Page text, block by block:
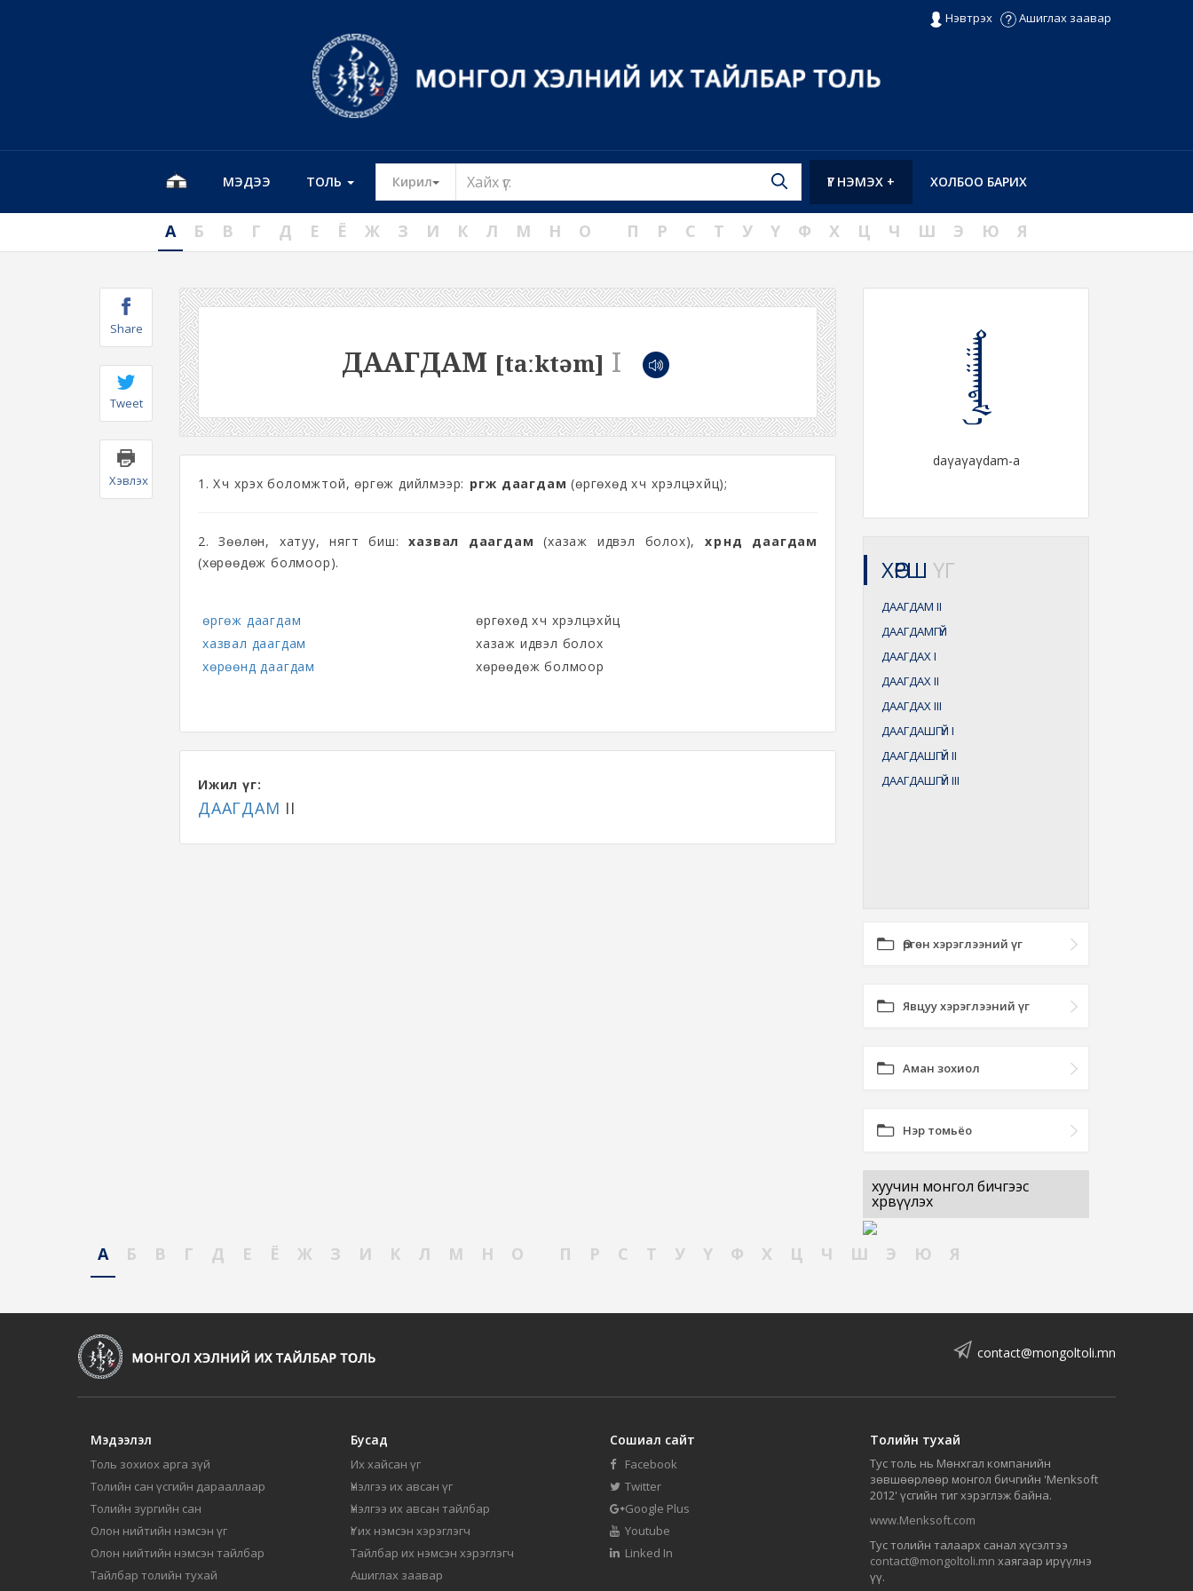
Нэвтрэх Ашиглах заавар
МЭДЭЭ ТОЛЬ Кирил Toggle Dropdown ХОЛБОО БАРИХ
ҮГ НЭМЭХ +
А Б В Г Д Е Ё Ж З И К Л М Н О П Р С Т У Ү Ф Х Ц Ч Ш Э Ю Я
Share
Tweet
Хэвлэх
ДААГДАМ [taːktəm] I
1. Хүч хүрэх боломжтой, өргөж дийлмээр: өргөж даагдам (өргөхөд хүч хүрэлцэхүйц);
2. Зөөлөн, хатуу, нягт биш: хазвал даагдам (хазаж идвэл болох),хөрөөнд даагдам
(хөрөөдөж болмоор).
өргөж даагдам
өргөхөд хүч хүрэлцэхүйц
хазвал даагдам
хазаж идвэл болох
хөрөөнд даагдам
хөрөөдөж болмоор
Ижил үг:
ДААГДАМ II
ᠳᠠᠭᠠᠭᠠᠭᠳᠠᠮ᠎ᠠ
daγaγaγdam-a
ХӨРШ ҮГ
ДААГДАМ II
ДААГДАМГҮЙ
ДААГДАХI
ДААГДАХII
ДААГДАХIII
ДААГДАШГҮЙ I
ДААГДАШГҮЙ II
ДААГДАШГҮЙ III
Өргөн хэрэглээний үг
Явцуу хэрэглээний үг
Аман зохиол
Нэр томьёо
хуучин монгол бичгээс
хөрвүүлэх
А Б В Г Д Е Ё Ж З И К Л М Н О П Р С Т У Ү Ф Х Ц Ч Ш Э Ю Я
contact@mongoltoli.mn
Мэдээлэл
Толь зохиох арга зүй
Толийн сан үсгийн дарааллаар
Толийн зургийн сан
Олон нийтийн нэмсэн үг
Олон нийтийн нэмсэн тайлбар
Тайлбар толийн тухай
Бусад
Их хайсан үг
Үнэлгээ их авсан үг
Үнэлгээ их авсан тайлбар
Үг их нэмсэн хэрэглэгч
Тайлбар их нэмсэн хэрэглэгч
Ашиглах заавар
Сошиал сайт
Facebook
Twitter
Google Plus
Youtube
Linked In
Толийн тухай
Тус толь нь Мөнхгал компанийн
зөвшөөрлөөр монгол бичгийн 'Menksoft
2012' үсгийн тиг хэрэглэж байна.
www.Menksoft.com
Тус толийн талаарх санал хүсэлтээ
contact@mongoltoli.mn хаягаар ирүүлнэ
үү.